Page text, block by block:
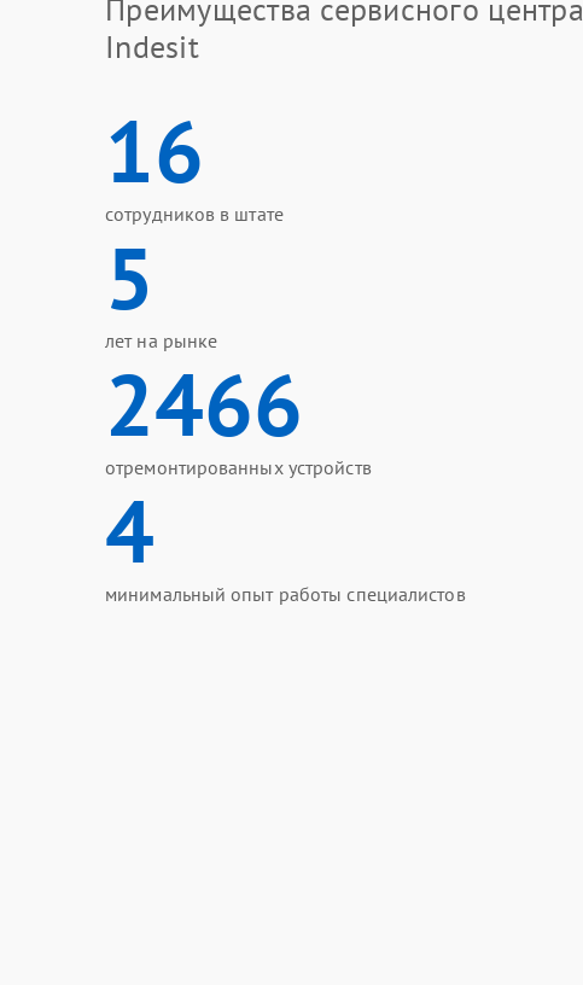
Преимущества сервисного центра
Indesit
16
сотрудников в штате
5
лет на рынке
2466
отремонтированных устройств
4
минимальный опыт работы специалистов